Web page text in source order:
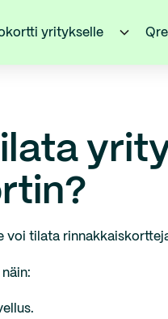
yritykselle
voi tilata